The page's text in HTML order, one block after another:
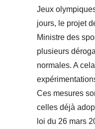
Jeux
jours, le projet
Ministre des
plusieurs
normales. A
Ces mesures
celles déjà
loi du 26 mars